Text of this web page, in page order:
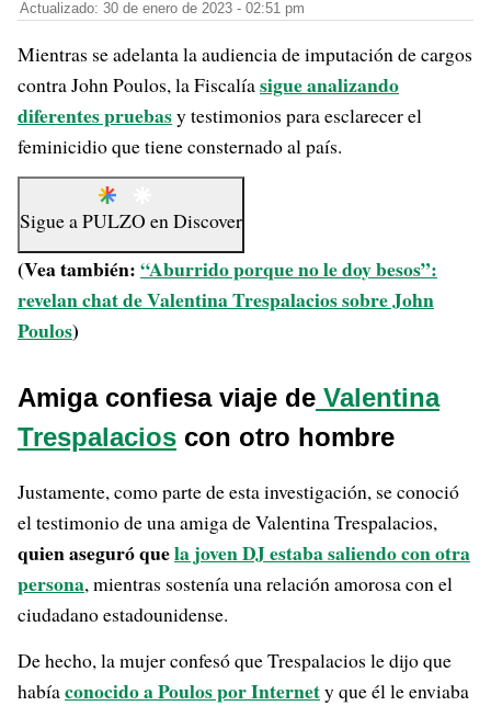
Actualizado: 30 de enero de 2023 - 02:51 pm
Mientras se adelanta la audiencia de imputación de cargos
contra John Poulos, la Fiscalíasigue analizando
diferentes pruebasy testimonios para esclarecer el
feminicidio que tiene consternado al país.
Sigue aPULZO enDiscover
(Vea también:“Aburrido porque no le doy besos”:
revelan chat de Valentina Trespalacios sobre John
Poulos)
Amiga confiesa viaje de Valentina
Trespalacios con otro hombre
Justamente, como parte de esta investigación, se conoció
el testimonio de una amiga de Valentina Trespalacios,
quien aseguró quela joven DJ estaba saliendo con otra
persona, mientras sostenía una relación amorosa con el
ciudadano estadounidense.
De hecho, la mujer confesó que Trespalacios le dijo que
habíaconocido a Poulos por Internety que él le enviaba